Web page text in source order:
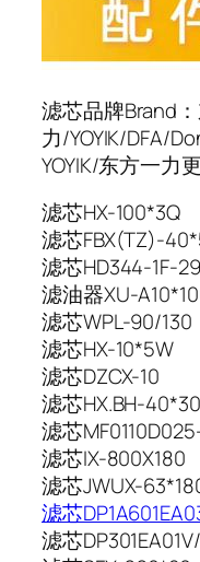
滤芯品牌Brand
力/YOYIK/DFA/
YOYIK/东方一力
滤芯HX-100*3Q
滤芯FBX(TZ)-
滤芯HD344-1F-
滤油器XU-
滤芯WPL-90/130
滤芯HX-10*5W
滤芯DZCX-10
滤芯HX.BH-40*30
滤芯
滤芯IX-800X180
滤芯JWUX-
滤芯
滤芯